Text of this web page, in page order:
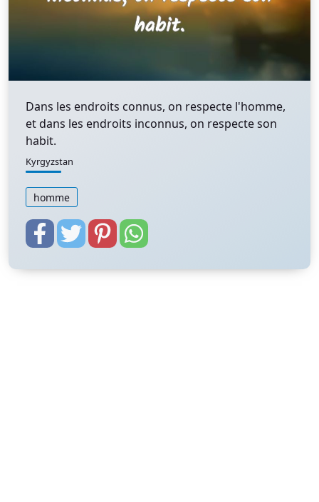
Dans les endroits connus, on respecte l'homme,
et dans les endroits inconnus, on respecte son
habit.
Kyrgyzstan
homme